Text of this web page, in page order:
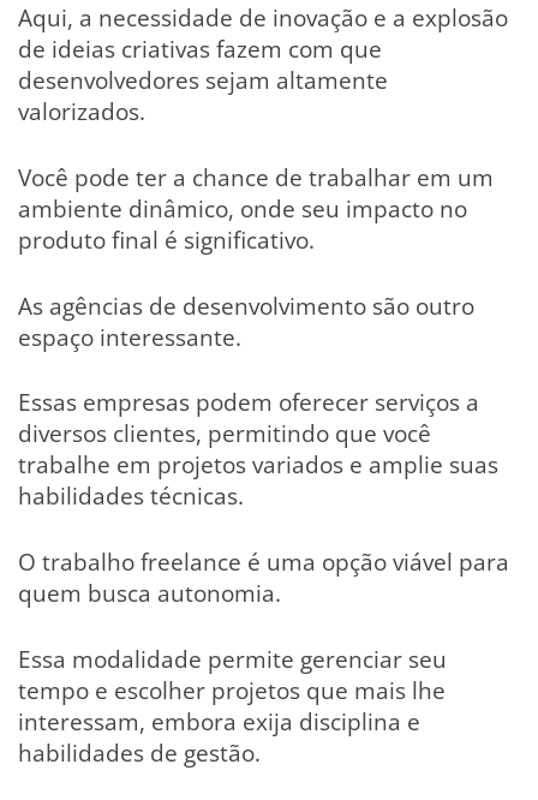
Aqui, a necessidade de inovação e a explosão
de ideias criativas fazem com que
desenvolvedores sejam altamente
valorizados.
Você pode ter a chance de trabalhar em um
ambiente dinâmico, onde seu impacto no
produto final é significativo.
As agências de desenvolvimento são outro
espaço interessante.
Essas empresas podem oferecer serviços a
diversos clientes, permitindo que você
trabalhe em projetos variados e amplie suas
habilidades técnicas.
O trabalho freelance é uma opção viável para
quem busca autonomia.
Essa modalidade permite gerenciar seu
tempo e escolher projetos que mais lhe
interessam, embora exija disciplina e
habilidades de gestão.